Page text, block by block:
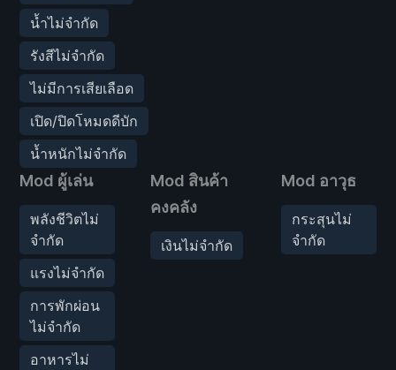
น้ำไม่จำกัด
รังสีไม่จำกัด
ไม่มีการเสียเลือด
เปิด/ปิดโหมดดีบัก
น้ำหนักไม่จำกัด
Mod ผู้เล่น
พลังชีวิตไม่
จำกัด
แรงไม่จำกัด
การพักผ่อน
ไม่จำกัด
อาหารไม่
Mod สินค้า
คงคลัง
เงินไม่จำกัด
Mod อาวุธ
กระสุนไม่
จำกัด